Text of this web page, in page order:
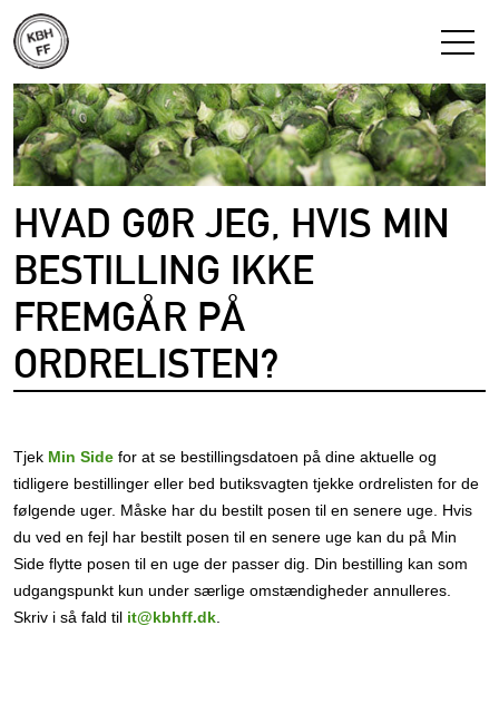
HVAD GØR JEG, HVIS MIN
BESTILLING IKKE
FREMGÅR PÅ
ORDRELISTEN?
Tjek Min Side for at se bestillingsdatoen på dine aktuelle og
tidligere bestillinger eller bed butiksvagten tjekke ordrelisten for de
følgende uger. Måske har du bestilt posen til en senere uge. Hvis
du ved en fejl har bestilt posen til en senere uge kan du på Min
Side flytte posen til en uge der passer dig. Din bestilling kan som
udgangspunkt kun under særlige omstændigheder annulleres.
Skriv i så fald til it@kbhff.dk